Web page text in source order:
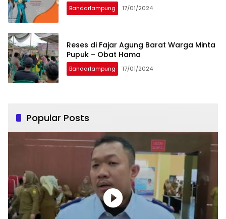
Bandarlampung 17/01/2024
Reses di Fajar Agung Barat Warga Minta
Pupuk – Obat Hama
Bandarlampung 17/01/2024
Popular Posts